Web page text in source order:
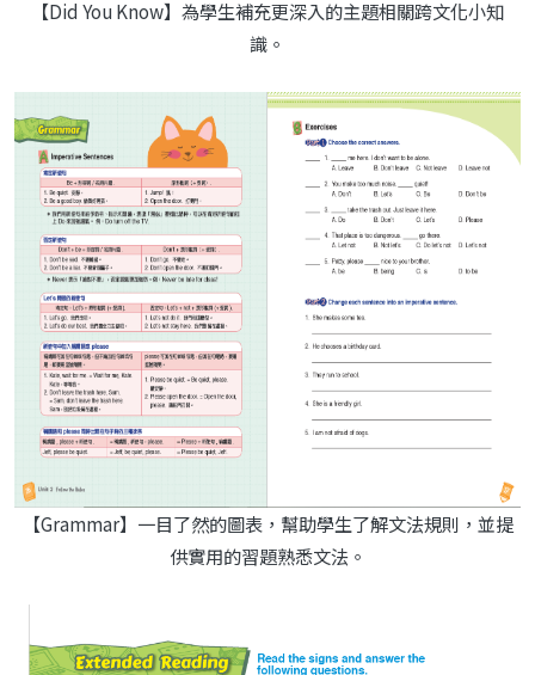
【Did You Know】為學生補充更深入的主題相關跨文化小知
識。
【Grammar】一目了然的圖表，幫助學生了解文法規則，並提
供實用的習題熟悉文法。